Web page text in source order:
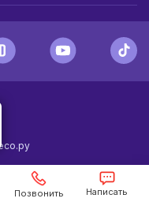
Позвонить Написать